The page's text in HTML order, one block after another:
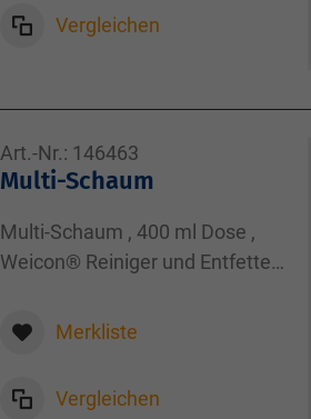
Vergleichen
Art.-Nr.: 146463
Multi-Schaum
Multi-Schaum , 400 ml Dose ,
Weicon® Reiniger und Entfetter ,
Merkliste
Vergleichen